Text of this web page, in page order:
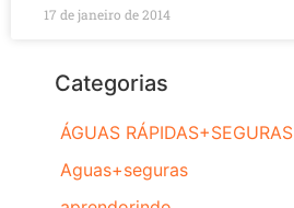
17 de janeiro de 2014
Categorias
ÁGUAS RÁPIDAS+SEGURAS
Aguas+seguras